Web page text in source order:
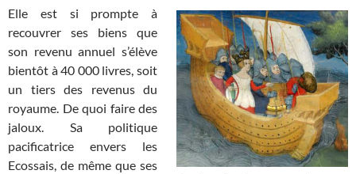
Elle est si prompte à
recouvrer ses biens que
son revenu annuel s’élève
bientôt à 40 000 livres, soit
un tiers des revenus du
royaume. De quoi faire des
jaloux. Sa politique
pacificatrice envers les
Ecossais, de même que ses